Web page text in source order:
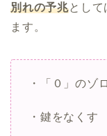
別れの予兆として
ます。
・「０」のゾ
・鍵をなくす